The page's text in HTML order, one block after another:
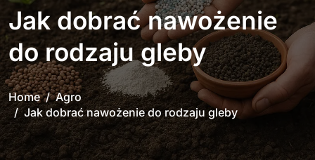
Jak dobrać nawożenie
do rodzaju gleby
Home
Agro
Jak dobrać nawożenie do rodzaju gleby